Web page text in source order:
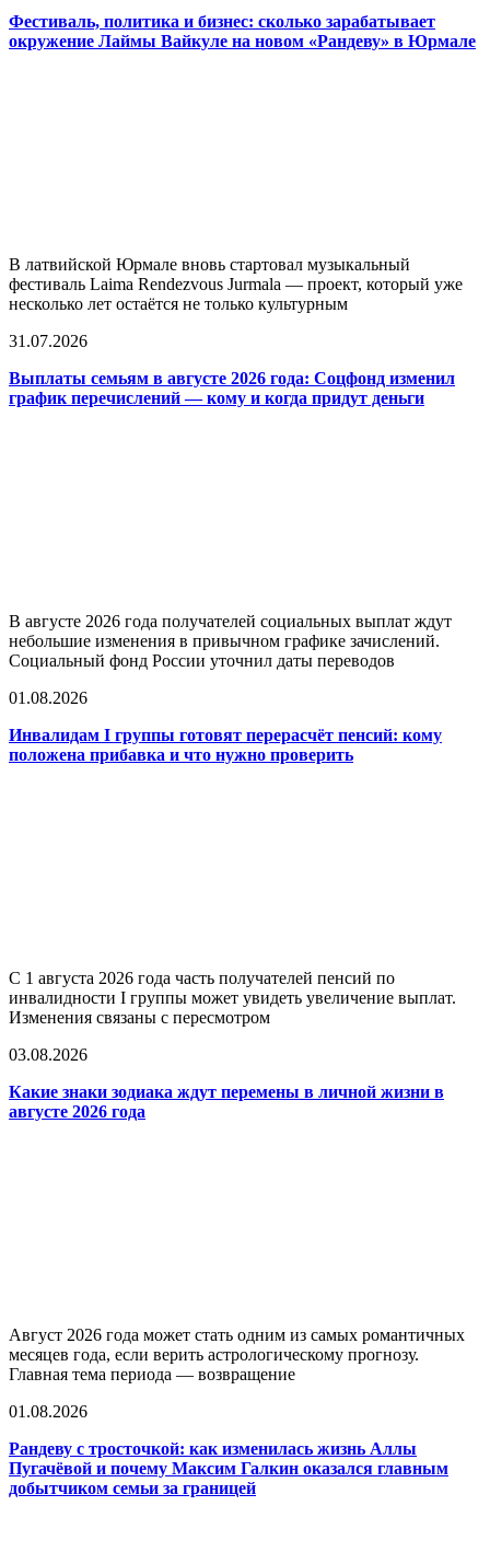
Фестиваль, политика и бизнес: сколько зарабатывает
окружение Лаймы Вайкуле на новом «Рандеву» в Юрмале
В латвийской Юрмале вновь стартовал музыкальный
фестиваль Laima Rendezvous Jurmala — проект, который уже
несколько лет остаётся не только культурным
31.07.2026
Выплаты семьям в августе 2026 года: Соцфонд изменил
график перечислений — кому и когда придут деньги
В августе 2026 года получателей социальных выплат ждут
небольшие изменения в привычном графике зачислений.
Социальный фонд России уточнил даты переводов
01.08.2026
Инвалидам I группы готовят перерасчёт пенсий: кому
положена прибавка и что нужно проверить
С 1 августа 2026 года часть получателей пенсий по
инвалидности I группы может увидеть увеличение выплат.
Изменения связаны с пересмотром
03.08.2026
Какие знаки зодиака ждут перемены в личной жизни в
августе 2026 года
Август 2026 года может стать одним из самых романтичных
месяцев года, если верить астрологическому прогнозу.
Главная тема периода — возвращение
01.08.2026
Рандеву с тросточкой: как изменилась жизнь Аллы
Пугачёвой и почему Максим Галкин оказался главным
добытчиком семьи за границей